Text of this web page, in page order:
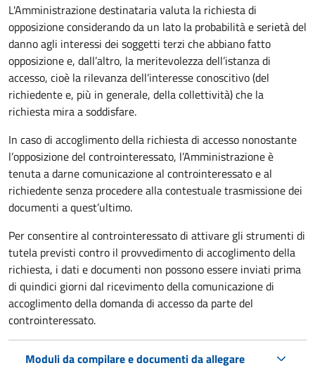
L'Amministrazione destinataria valuta la richiesta di
opposizione considerando da un lato la probabilità e serietà del
danno agli interessi dei soggetti terzi che abbiano fatto
opposizione e, dall’altro, la meritevolezza dell’istanza di
accesso, cioè la rilevanza dell’interesse conoscitivo (del
richiedente e, più in generale, della collettività) che la
richiesta mira a soddisfare.
In caso di accoglimento della richiesta di accesso nonostante
l’opposizione del controinteressato, l’Amministrazione è
tenuta a darne comunicazione al controinteressato e al
richiedente senza procedere alla contestuale trasmissione dei
documenti a quest’ultimo.
Per consentire al controinteressato di attivare gli strumenti di
tutela previsti contro il provvedimento di accoglimento della
richiesta, i dati e documenti non possono essere inviati prima
di quindici giorni dal ricevimento della comunicazione di
accoglimento della domanda di accesso da parte del
controinteressato.
Moduli da compilare e documenti da allegare